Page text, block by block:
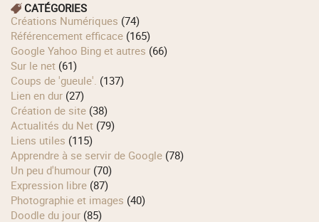
CATÉGORIES
Créations Numériques (74)
Référencement efficace (165)
Google Yahoo Bing et autres (66)
Sur le net (61)
Coups de 'gueule'. (137)
Lien en dur (27)
Création de site (38)
Actualités du Net (79)
Liens utiles (115)
Apprendre à se servir de Google (78)
Un peu d'humour (70)
Expression libre (87)
Photographie et images (40)
Doodle du jour (85)